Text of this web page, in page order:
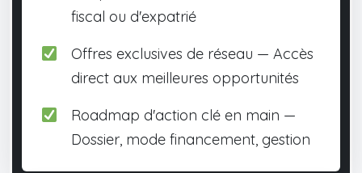
fiscal ou d'expatrié
Offres exclusives de réseau — Accès
direct aux meilleures opportunités
Roadmap d'action clé en main —
Dossier, mode financement, gestion